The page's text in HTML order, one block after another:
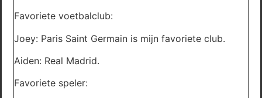
Favoriete voetbalclub:
Joey: Paris Saint Germain is mijn favoriete club.
Aiden: Real Madrid.
Favoriete speler: